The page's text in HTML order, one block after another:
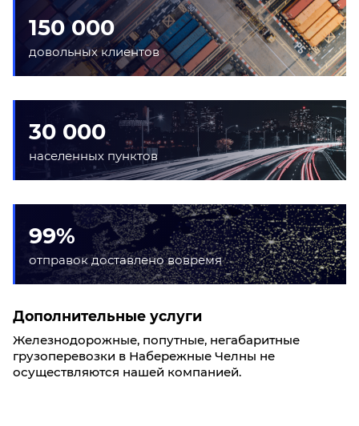
150 000
довольных клиентов
30 000
населенных пунктов
99%
отправок доставлено вовремя
Дополнительные услуги
Железнодорожные, попутные, негабаритные
грузоперевозки в Набережные Челны не
осуществляются нашей компанией.